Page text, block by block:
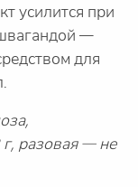
усилится при
—
для
разовая — не